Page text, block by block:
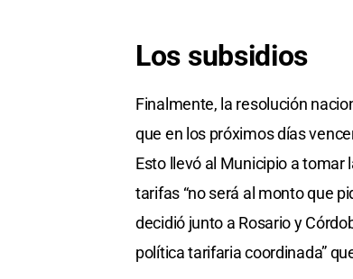
Los subsidios
Finalmente, la resolución
que en los próximos días
Esto llevó al Municipio a
tarifas “no será al monto que
decidió junto a Rosario y
política tarifaria coordinada”